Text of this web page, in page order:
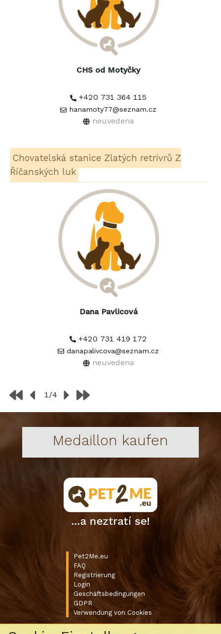
CHS od Motyčky
+420 731 364 115
hanamoty77@seznam.cz
neuvedena
Chovatelská stanice Zlatých retrívrů Z
Říčanských luk
Dana Pavlicová
+420 731 419 172
danapalivcova@seznam.cz
neuvedena
1/4
Medaillon kaufen
Pet2Me.eu
FAQ
Registrierung
Login
Geschäftsbedingungen
GDPR
Verwendung von Cookies